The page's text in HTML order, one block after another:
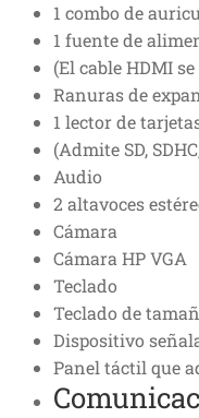
1 combo de
1 fuente de
(El cable HDMI
Ranuras de
1 lector de
(Admite SD,
Audio
2 altavoces
Cámara
Cámara HP VGA
Teclado
Teclado de
Dispositivo
Panel táctil que